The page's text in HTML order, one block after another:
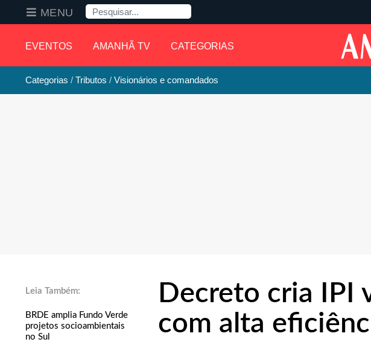
EVENTOS AMANHÃ TV CATEGORIAS
MENU Pesquisa
Categorias Tributos Visionários e comandados
BRDE amplia Fundo Verde
projetos socioambientais
no Sul
Decreto cria IPI
com alta